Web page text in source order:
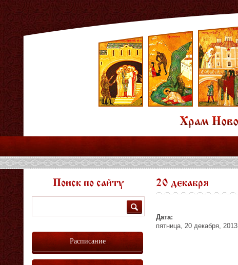
20 декабря
Дата:
пятница, 20 декабря, 2013
Поиск по сайту
Расписание